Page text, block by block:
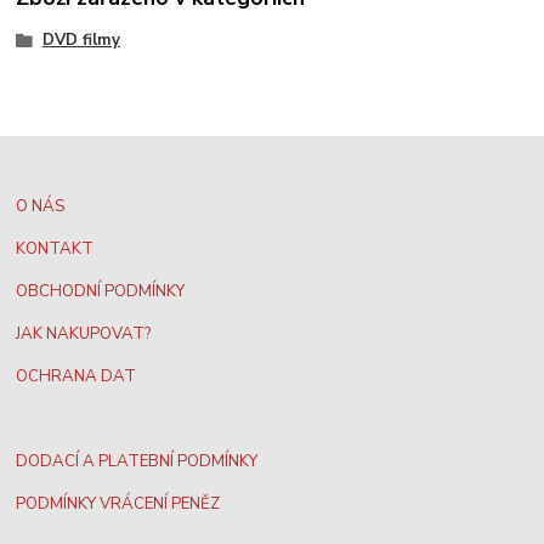
DVD filmy
O NÁS
KONTAKT
OBCHODNÍ PODMÍNKY
JAK NAKUPOVAT?
OCHRANA DAT
DODACÍ A PLATEBNÍ PODMÍNKY
PODMÍNKY VRÁCENÍ PENĚZ